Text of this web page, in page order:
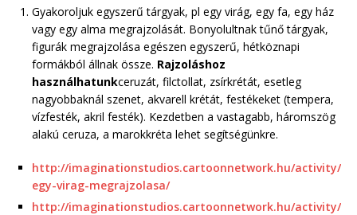
Gyakoroljuk egyszerű tárgyak, pl egy virág, egy fa, egy ház
vagy egy alma megrajzolását. Bonyolultnak tűnő tárgyak,
figurák megrajzolása egészen egyszerű, hétköznapi
formákból állnak össze. Rajzoláshoz
használhatunkceruzát, filctollat, zsírkrétát, esetleg
nagyobbaknál szenet, akvarell krétát, festékeket (tempera,
vízfesték, akril festék). Kezdetben a vastagabb, háromszög
alakú ceruza, a marokkréta lehet segítségünkre.
http://imaginationstudios.cartoonnetwork.hu/activity/
egy-virag-megrajzolasa/
http://imaginationstudios.cartoonnetwork.hu/activity/